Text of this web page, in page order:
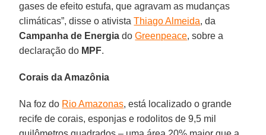
gases de efeito estufa, que agravam as mudanças
climáticas”, disse o ativistaThiago Almeida, da
Campanha de Energia doGreenpeace, sobre a
declaração do MPF.
Corais da Amazônia
Na foz do Rio Amazonas, está localizado o grande
recife de corais, esponjas e rodolitos de 9,5 mil